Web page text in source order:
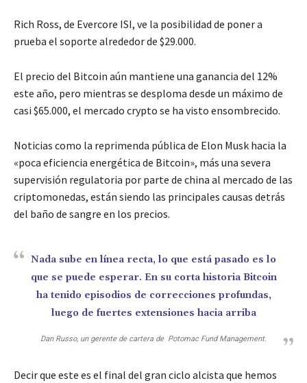
Rich Ross, de Evercore ISI, ve la posibilidad de poner a
prueba el soporte alrededor de $29.000.
El precio del Bitcoin aún mantiene una ganancia del 12%
este año, pero mientras se desploma desde un máximo de
casi $65.000, el mercado crypto se ha visto ensombrecido.
Noticias como la reprimenda pública de Elon Musk hacia la
«poca eficiencia energética de Bitcoin», más una severa
supervisión regulatoria por parte de china al mercado de las
criptomonedas, están siendo las principales causas detrás
del baño de sangre en los precios.
Nada sube en línea recta, lo que está pasado es lo
que se puede esperar. En su corta historia Bitcoin
ha tenido episodios de correcciones profundas,
luego de fuertes extensiones hacia arriba
Dan Russo, un gerente de cartera de Potomac Fund Management.
Decir que este es el final del gran ciclo alcista que hemos